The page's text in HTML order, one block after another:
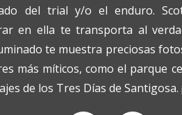
del trial y/o el enduro.
en ella te transporta al
te muestra preciosas
más míticos, como el parque
de los Tres Días de Santigosa.